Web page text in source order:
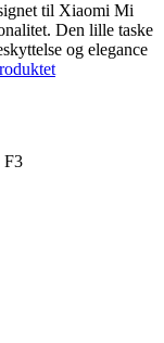
til Xiaomi Mi
Den lille taske
og elegance
F3